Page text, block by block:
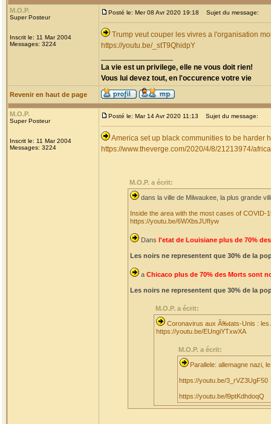
M.O.P.
Super Posteur
Inscrit le: 11 Mar 2004
Messages: 3224
Posté le: Mer 08 Avr 2020 19:18 Sujet du message:
Trump veut couper les vivres a l'organisation
https://youtu.be/_stT9QhidpY
La vie est un privilege, elle ne vous doit rien!
Vous lui devez tout, en l'occurence votre vie
Revenir en haut de page
M.O.P.
Super Posteur
Inscrit le: 11 Mar 2004
Messages: 3224
Posté le: Mar 14 Avr 2020 11:13 Sujet du message:
America set up black communities to be harder
https://www.theverge.com/2020/4/8/21213974/
M.O.P. a écrit:
dans la ville de Milwaukee, la plus grande
Inside the area with the most cases of COVID-
https://youtu.be/6WXbsJUfIyw
Dans l'etat de Louisiane plus de 70%
Les noirs ne representent que 30% de la
a Chicaco plus de 70% des Morts sont
Les noirs ne representent que 30% de la
M.O.P. a écrit:
Coronavirus aux Ã‰tats-Unis :
https://youtu.be/EUngiYTxwXA
M.O.P. a écrit:
Parallele: allemagne nazi,
https://youtu.be/3_rVZ3UgF50
https://youtu.be/l9ptKdhdoqQ